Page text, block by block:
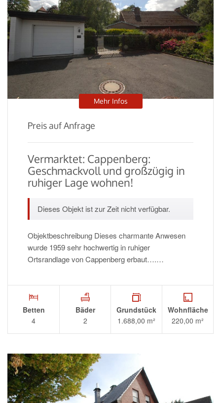
Mehr Infos
Preis auf Anfrage
Vermarktet: Cappenberg:
Geschmackvoll und großzügig in
ruhiger Lage wohnen!
Dieses Objekt ist zur Zeit nicht verfügbar.
Objektbeschreibung Dieses charmante Anwesen
wurde 1959 sehr hochwertig in ruhiger
Ortsrandlage von Cappenberg erbaut….…
Betten
4
Bäder
2
Grundstück
1.688,00 m²
Wohnfläche
220,00 m²